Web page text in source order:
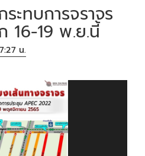
ะทบการจราจร
16-19 พ.ย.นี้
น.